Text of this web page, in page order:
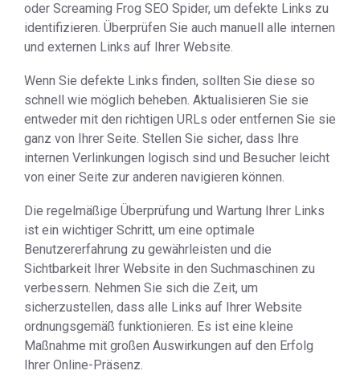
oder Screaming Frog SEO Spider, um defekte Links zu
identifizieren. Überprüfen Sie auch manuell alle internen
und externen Links auf Ihrer Website.
Wenn Sie defekte Links finden, sollten Sie diese so
schnell wie möglich beheben. Aktualisieren Sie sie
entweder mit den richtigen URLs oder entfernen Sie sie
ganz von Ihrer Seite. Stellen Sie sicher, dass Ihre
internen Verlinkungen logisch sind und Besucher leicht
von einer Seite zur anderen navigieren können.
Die regelmäßige Überprüfung und Wartung Ihrer Links
ist ein wichtiger Schritt, um eine optimale
Benutzererfahrung zu gewährleisten und die
Sichtbarkeit Ihrer Website in den Suchmaschinen zu
verbessern. Nehmen Sie sich die Zeit, um
sicherzustellen, dass alle Links auf Ihrer Website
ordnungsgemäß funktionieren. Es ist eine kleine
Maßnahme mit großen Auswirkungen auf den Erfolg
Ihrer Online-Präsenz.